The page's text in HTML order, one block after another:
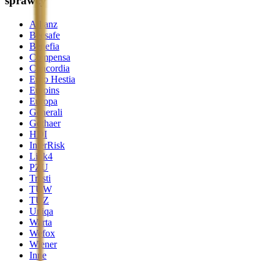
Allianz
Beesafe
Benefia
Compensa
Concordia
Ergo Hestia
Euroins
Europa
Generali
Gothaer
HDI
InterRisk
Link4
PZU
Trasti
TUW
TUZ
Uniqa
Warta
Wefox
Wiener
Inne